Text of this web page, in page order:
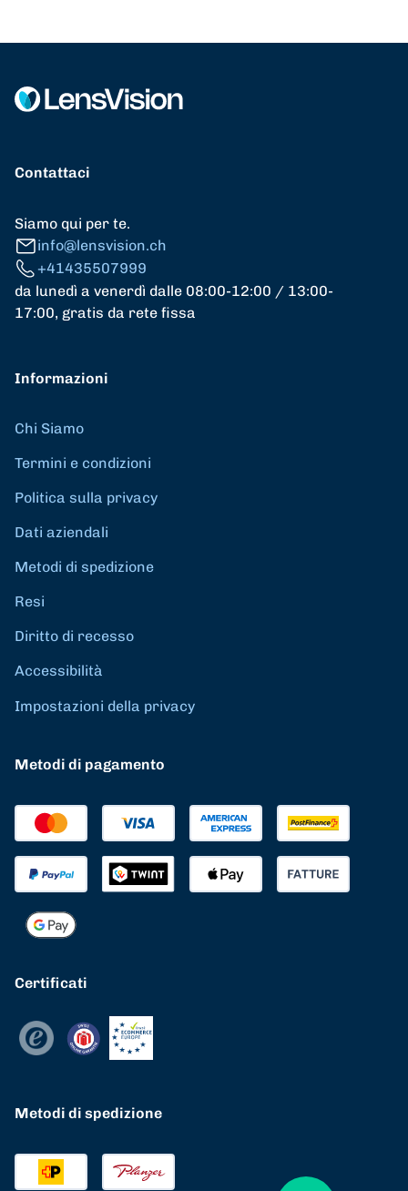
Contattaci
Siamo qui per te.
info@lensvision.ch
+41435507999
da lunedì a venerdì dalle 08:00-12:00 / 13:00-
17:00, gratis da rete fissa
Informazioni
Chi Siamo
Termini e condizioni
Politica sulla privacy
Dati aziendali
Metodi di spedizione
Resi
Diritto di recesso
Accessibilità
Impostazioni della privacy
Metodi di pagamento
Certificati
Metodi di spedizione